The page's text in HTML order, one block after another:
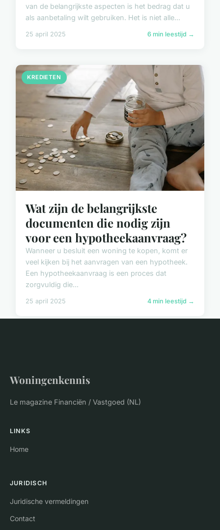
van de belangrijkste aspecten is het bedrag dat u
als aanbetaling wilt gebruiken. Het is niet alle...
25 april 2025 6 min leestijd →
KREDIETEN
Wat zijn de belangrijkste
documenten die nodig zijn
voor een hypotheekaanvraag?
Wanneer u besluit een woning te kopen, komt er
veel kijken bij het aanvragen van een hypotheek.
Een hypotheekaanvraag is een proces dat
zorgvuldig die...
25 april 2025 4 min leestijd →
Woningenkennis
Le magazine Financiën / Vastgoed (NL)
LINKS
Home
JURIDISCH
Juridische vermeldingen
Contact